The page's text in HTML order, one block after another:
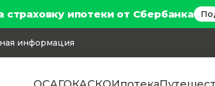
страховку ипотеки от Сбербанка
информация